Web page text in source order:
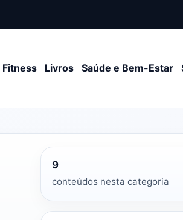
Fitness Livros Saúde e Bem-Estar
9
conteúdos nesta categoria